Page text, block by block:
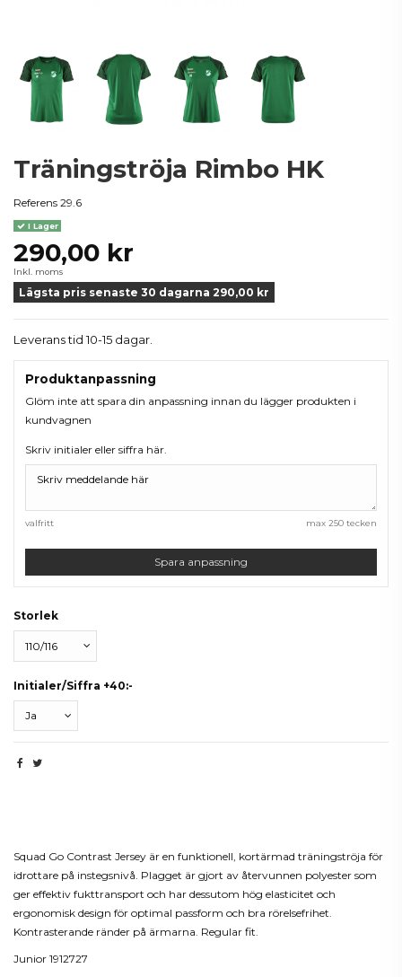
Träningströja Rimbo HK
Referens 29.6
I Lager
290,00 kr
Inkl. moms
Lägsta pris senaste 30 dagarna 290,00 kr
Leverans tid 10-15 dagar.
Produktanpassning
Glöm inte att spara din anpassning innan du lägger produkten i
kundvagnen
Skriv initialer eller siffra här.
valfritt max 250 tecken
Spara anpassning
Storlek
Initialer/Siffra +40:-
Squad Go Contrast Jersey är en funktionell, kortärmad träningströja för
idrottare på instegsnivå. Plagget är gjort av återvunnen polyester som
ger effektiv fukttransport och har dessutom hög elasticitet och
ergonomisk design för optimal passform och bra rörelsefrihet.
Kontrasterande ränder på ärmarna. Regular fit.
Junior 1912727